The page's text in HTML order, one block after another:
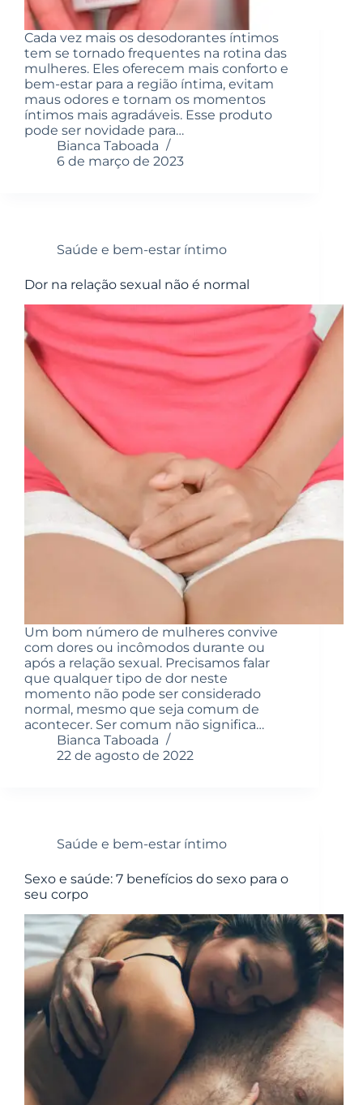
Cada vez mais os desodorantes íntimos
tem se tornado frequentes na rotina das
mulheres. Eles oferecem mais conforto e
bem-estar para a região íntima, evitam
maus odores e tornam os momentos
íntimos mais agradáveis. Esse produto
pode ser novidade para…
Bianca Taboada
6 de março de 2023
Saúde e bem-estar íntimo
Dor na relação sexual não é normal
Um bom número de mulheres convive
com dores ou incômodos durante ou
após a relação sexual. Precisamos falar
que qualquer tipo de dor neste
momento não pode ser considerado
normal, mesmo que seja comum de
acontecer. Ser comum não significa…
Bianca Taboada
22 de agosto de 2022
Saúde e bem-estar íntimo
Sexo e saúde: 7 benefícios do sexo para o
seu corpo